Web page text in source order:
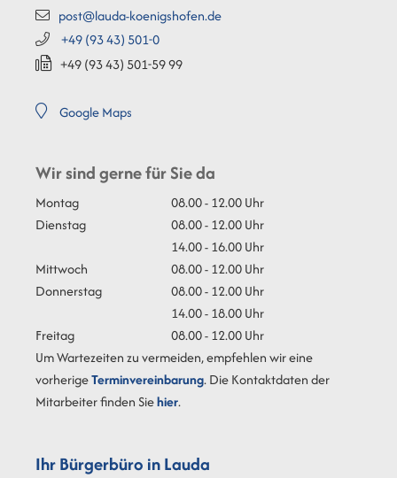
post@lauda-koenigshofen.de
+49 (9343) 501-0
+49 (9343) 501-5999
Google Maps
Wir sind gerne für Sie da
Montag
08.00 - 12.00 Uhr
Dienstag
08.00 - 12.00 Uhr
14.00 - 16.00 Uhr
Mittwoch
08.00 - 12.00 Uhr
Donnerstag
08.00 - 12.00 Uhr
14.00 - 18.00 Uhr
Freitag
08.00 - 12.00 Uhr
Um Wartezeiten zu vermeiden, empfehlen wir eine
vorherigeTerminvereinbarung. Die Kontaktdaten der
Mitarbeiter finden Siehier.
Ihr Bürgerbüro in Lauda